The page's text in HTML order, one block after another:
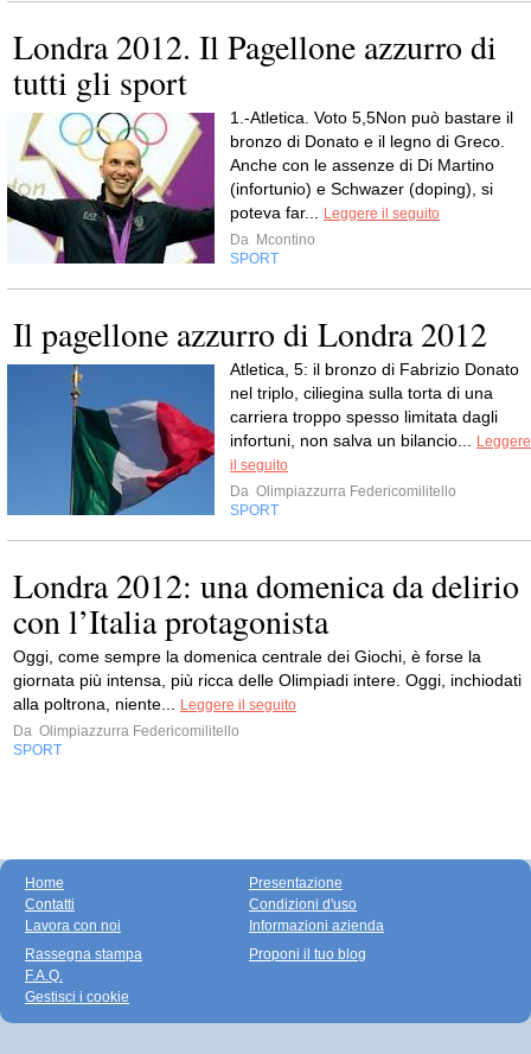
Londra 2012. Il Pagellone azzurro di
tutti gli sport
1.-Atletica. Voto 5,5Non può bastare il
bronzo di Donato e il legno di Greco.
Anche con le assenze di Di Martino
(infortunio) e Schwazer (doping), si
poteva far...
Leggere il seguito
Da Mcontino
SPORT
Il pagellone azzurro di Londra 2012
Atletica, 5: il bronzo di Fabrizio Donato
nel triplo, ciliegina sulla torta di una
carriera troppo spesso limitata dagli
infortuni, non salva un bilancio...
Leggere
il seguito
Da Olimpiazzurra Federicomilitello
SPORT
Londra 2012: una domenica da delirio
con l’Italia protagonista
Oggi, come sempre la domenica centrale dei Giochi, è forse la
giornata più intensa, più ricca delle Olimpiadi intere. Oggi, inchiodati
alla poltrona, niente...
Leggere il seguito
Da Olimpiazzurra Federicomilitello
SPORT
Home
Contatti
Lavora con noi
Presentazione
Condizioni d'uso
Informazioni azienda
Rassegna stampa
F.A.Q.
Gestisci i cookie
Proponi il tuo blog